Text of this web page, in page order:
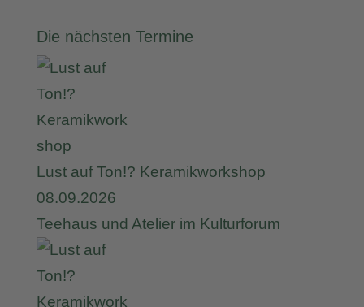
Die nächsten Termine
Lust auf Ton!? Keramikworkshop
08.09.2026
Teehaus und Atelier im Kulturforum